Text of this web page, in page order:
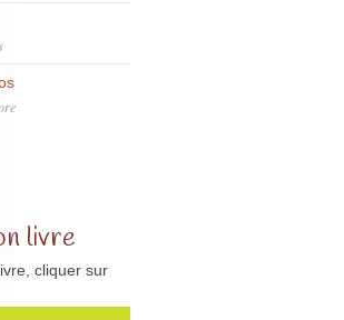
livre
cliquer sur